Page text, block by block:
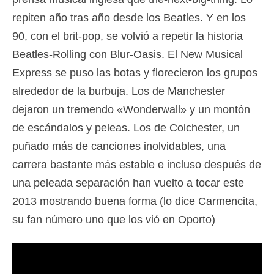
repiten año tras año desde los Beatles. Y en los
90, con el brit-pop, se volvió a repetir la historia
Beatles-Rolling con Blur-Oasis. El New Musical
Express se puso las botas y florecieron los grupos
alrededor de la burbuja. Los de Manchester
dejaron un tremendo «Wonderwall» y un montón
de escándalos y peleas. Los de Colchester, un
puñado más de canciones inolvidables, una
carrera bastante más estable e incluso después de
una peleada separación han vuelto a tocar este
2013 mostrando buena forma (lo dice Carmencita,
su fan número uno que los vió en Oporto)